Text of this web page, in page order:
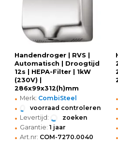
Handendroger | RVS |
Automatisch | Droogtijd
12s | HEPA-Filter | 1kW
(230V) |
286x99x312(h)mm
• Merk: CombiSteel
• voorraad controleren
• Levertijd: zoeken
• Garantie: 1 jaar
• Art.nr: COM-7270.0040
•
•
•
•
•